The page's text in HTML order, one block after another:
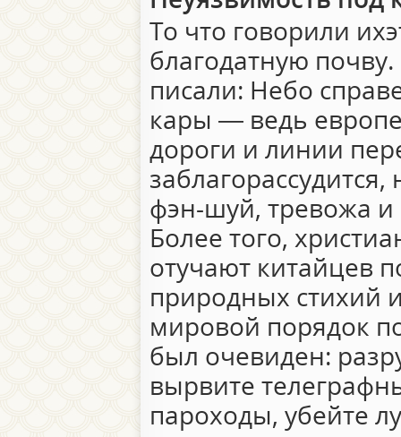
То что говорили
благодатную
писали: Небо
кары — ведь
дороги и линии
фэн-шуй, тревожа и
Более того,
отучают китайцев
природных стихий
мировой порядок
был очевиден:
вырвите
пароходы, убейте